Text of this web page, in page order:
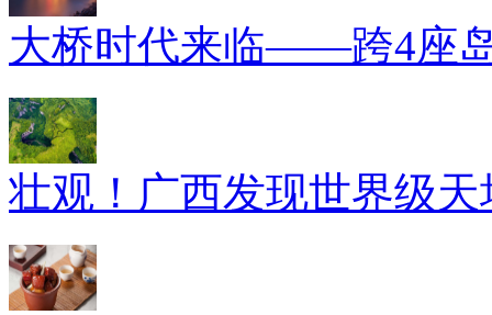
大桥时代来临——跨4座
壮观！广西发现世界级